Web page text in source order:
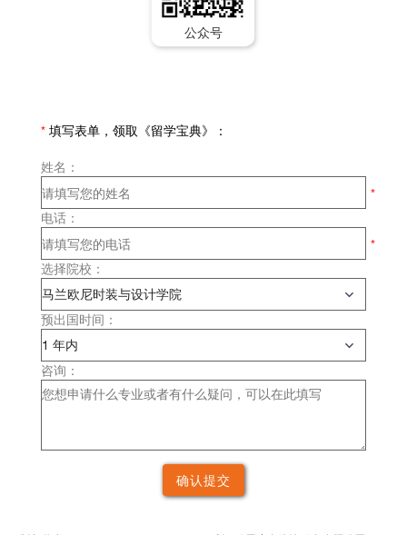
公众号
* 填写表单，领取《留学宝典》：
姓名：
电话：
选择院校：
预出国时间：
咨询：